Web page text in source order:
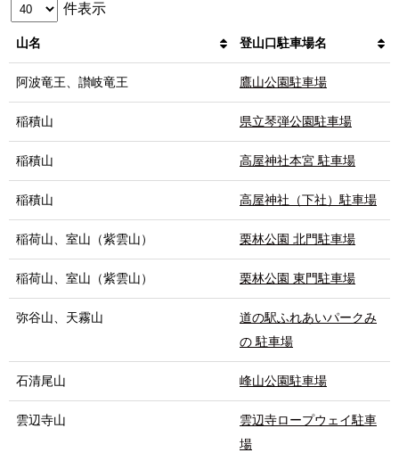
件表示
山名 登山口駐車場名
阿波竜王、讃岐竜王 鷹山公園駐車場
稲積山 県立琴弾公園駐車場
稲積山 高屋神社本宮 駐車場
稲積山 高屋神社（下社）駐車場
稲荷山、室山（紫雲山） 栗林公園 北門駐車場
稲荷山、室山（紫雲山） 栗林公園 東門駐車場
弥谷山、天霧山
道の駅ふれあいパークみ
の 駐車場
石清尾山 峰山公園駐車場
雲辺寺山
雲辺寺ロープウェイ駐車
場